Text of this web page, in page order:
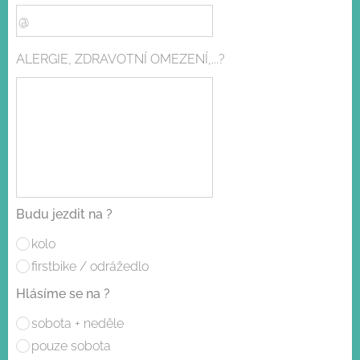
ALERGIE, ZDRAVOTNÍ OMEZENÍ,...?
Budu jezdit na ?
kolo
firstbike / odrážedlo
Hlásíme se na ?
sobota + neděle
pouze sobota